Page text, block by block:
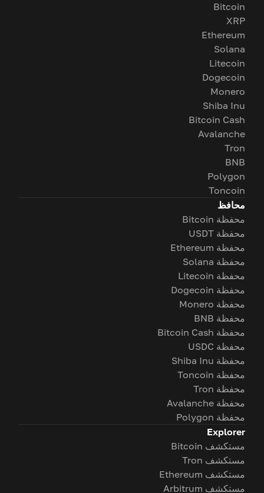
Bitcoin
XRP
Ethereum
Solana
Litecoin
Dogecoin
Monero
Shiba Inu
Bitcoin Cash
Avalanche
Tron
BNB
Polygon
Toncoin
محافظ
محفظة Bitcoin
محفظة USDT
محفظة Ethereum
محفظة Solana
محفظة Litecoin
محفظة Dogecoin
محفظة Monero
محفظة BNB
محفظة Bitcoin Cash
محفظة USDC
محفظة Shiba Inu
محفظة Toncoin
محفظة Tron
محفظة Avalanche
محفظة Polygon
Explorer
مستكشف Bitcoin
مستكشف Tron
مستكشف Ethereum
مستكشف Arbitrum